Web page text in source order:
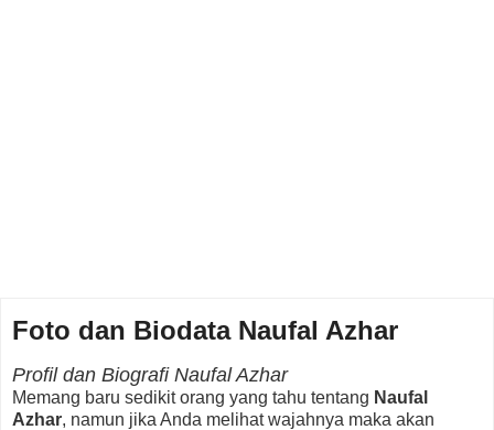
Foto dan Biodata Naufal Azhar
Profil dan Biografi Naufal Azhar
Memang baru sedikit orang yang tahu tentang Naufal
Azhar, namun jika Anda melihat wajahnya maka akan